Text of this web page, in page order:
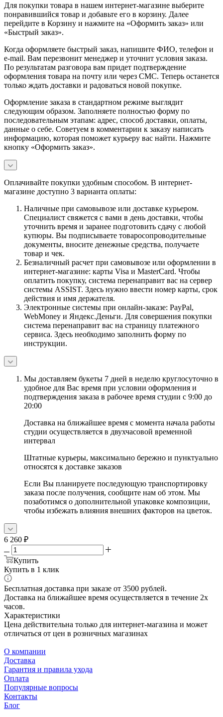
Для покупки товара в нашем интернет-магазине выберите
понравившийся товар и добавьте его в корзину. Далее
перейдите в Корзину и нажмите на «Оформить заказ» или
«Быстрый заказ».
Когда оформляете быстрый заказ, напишите ФИО, телефон и
e-mail. Вам перезвонит менеджер и уточнит условия заказа.
По результатам разговора вам придет подтверждение
оформления товара на почту или через СМС. Теперь останется
только ждать доставки и радоваться новой покупке.
Оформление заказа в стандартном режиме выглядит
следующим образом. Заполняете полностью форму по
последовательным этапам: адрес, способ доставки, оплаты,
данные о себе. Советуем в комментарии к заказу написать
информацию, которая поможет курьеру вас найти. Нажмите
кнопку «Оформить заказ».
Оплачивайте покупки удобным способом. В интернет-
магазине доступно 3 варианта оплаты:
Наличные при самовывозе или доставке курьером.
Специалист свяжется с вами в день доставки, чтобы
уточнить время и заранее подготовить сдачу с любой
купюры. Вы подписываете товаросопроводительные
документы, вносите денежные средства, получаете
товар и чек.
Безналичный расчет при самовывозе или оформлении в
интернет-магазине: карты Visa и MasterCard. Чтобы
оплатить покупку, система перенаправит вас на сервер
системы ASSIST. Здесь нужно ввести номер карты, срок
действия и имя держателя.
Электронные системы при онлайн-заказе: PayPal,
WebMoney и Яндекс.Деньги. Для совершения покупки
система перенаправит вас на страницу платежного
сервиса. Здесь необходимо заполнить форму по
инструкции.
Мы доставляем букеты 7 дней в неделю круглосуточно в
удобное для Вас время при условии оформления и
подтверждения заказа в рабочее время студии с 9:00 до
20:00
Доставка на ближайшее время с момента начала работы
студии осуществляется в двухчасовой временной
интервал
Штатные курьеры, максимально бережно и пунктуально
относятся к доставке заказов
Если Вы планируете последующую транспортировку
заказа после получения, сообщите нам об этом. Мы
позаботимся о дополнительной упаковке композиции,
чтобы избежать влияния внешних факторов на цветок.
6 260 ₽
Купить
Купить в 1 клик
Бесплатная доставка при заказе от 3500 рублей.
Доставка на ближайшее время осуществляется в течение 2х
часов.
Характеристики
Цена действительна только для интернет-магазина и может
отличаться от цен в розничных магазинах
О компании
Доставка
Гарантия и правила ухода
Оплата
Популярные вопросы
Контакты
Блог